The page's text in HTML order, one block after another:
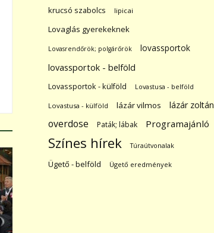
krucsó szabolcs lipicai
Lovaglás gyerekeknek
Lovasrendőrök; polgárőrök
lovassportok
lovassportok - belföld
Lovassportok - külföld Lovastusa - belföld
Lovastusa - külföld lázár vilmos lázár zoltán
overdose Paták; lábak Programajánló
Színes hírek Túraútvonalak
Ügető - belföld Ügető eredmények